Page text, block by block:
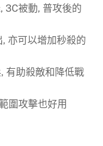
3C被動, 普攻後的
亦可以增加秒殺的
有助殺敵和降低戰
圍攻擊也好用